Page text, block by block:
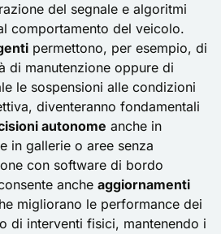
del segnale e algoritmi
comportamento del veicolo.
permettono, per esempio, di
di manutenzione oppure di
le sospensioni alle condizioni
diventeranno fondamentali
autonome anche in
in gallerie o aree senza
con software di bordo
anche aggiornamenti
migliorano le performance dei
di interventi fisici, mantenendo i